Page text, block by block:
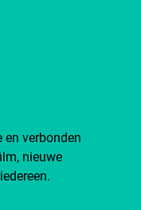
en verbonden
nieuwe